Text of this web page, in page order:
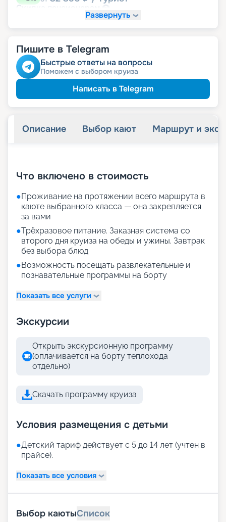
Скидка
Развернуть
Пишите в Telegram
Быстрые ответы на вопросы
Поможем с выбором круиза
Написать в Telegram
Описание Выбор кают Маршрут и
Что включено в стоимость
●Проживание на протяжении всего маршрута в
каюте выбранного класса — она закрепляется
за вами
●Трёхразовое питание. Заказная система со
второго дня круиза на обеды и ужины. Завтрак
без выбора блюд
●Возможность посещать развлекательные и
познавательные программы на борту
Показать все услуги
Экскурсии
Открыть экскурсионную программу
(оплачивается на борту теплохода
отдельно)
Скачать программу круиза
Условия размещения с детьми
●Детский тариф действует с 5 до 14 лет (учтен в
прайсе).
Показать все условия
Выбор каютыСписок